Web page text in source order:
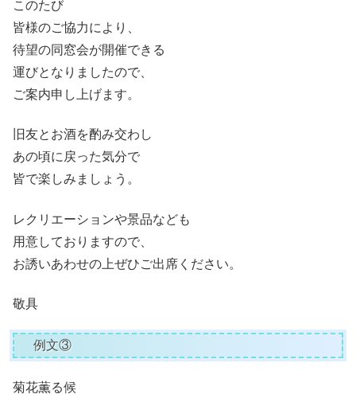
このたび
皆様のご協力により、
待望の同窓会が開催できる
運びとなりましたので、
ご案内申し上げます。
旧友とお酒を酌み交わし
あの頃に戻った気分で
皆で楽しみましょう。
レクリエーションや景品なども
用意しておりますので、
お誘いあわせの上ぜひご出席ください。
敬具
例文③
菊花薫る候